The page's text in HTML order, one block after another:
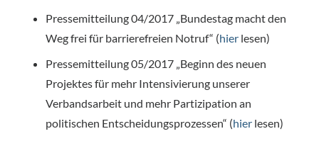
Pressemitteilung 04/2017 „Bundestag macht den
Weg frei für barrierefreien Notruf“ (hier lesen)
Pressemitteilung 05/2017 „Beginn des neuen
Projektes für mehr Intensivierung unserer
Verbandsarbeit und mehr Partizipation an
politischen Entscheidungsprozessen“ (hier lesen)